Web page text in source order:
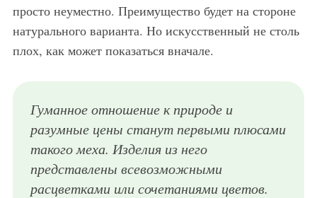
просто неуместно. Преимущество будет на стороне
натурального варианта. Но искусственный не столь
плох, как может показаться вначале.
Гуманное отношение к природе и
разумные цены станут первыми плюсами
такого меха. Изделия из него
представлены всевозможными
расцветками или сочетаниями цветов.